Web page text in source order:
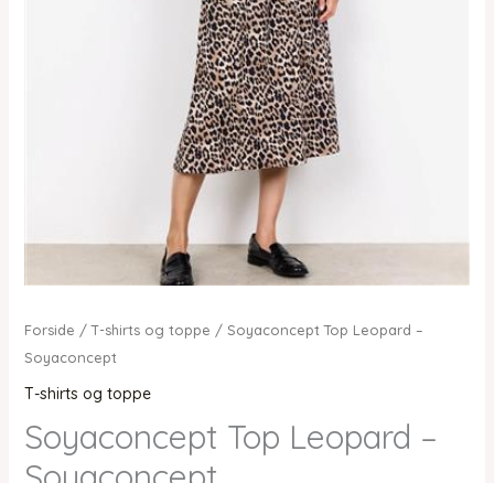
Forside /T-shirts og toppe / Soyaconcept Top Leopard –
Soyaconcept
T-shirts og toppe
Soyaconcept Top Leopard –